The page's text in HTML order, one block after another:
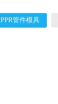
PPR管件模具